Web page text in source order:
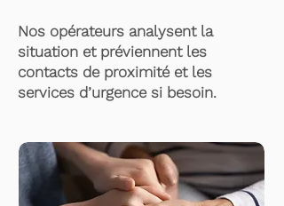
Nos opérateurs analysent la
situation et préviennent les
contacts de proximité et les
services d’urgence si besoin.